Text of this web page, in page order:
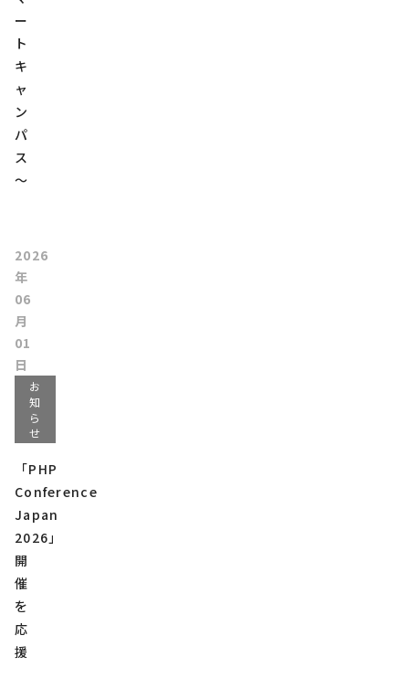
ー
ト
キ
ャ
ン
パ
ス
～
2026
年
06
月
01
日
お
知
ら
せ
「PHP
Conference
Japan
2026」
開
催
を
応
援